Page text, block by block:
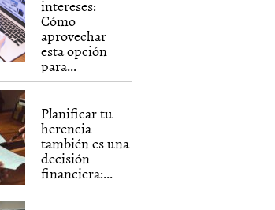
intereses:
Cómo
aprovechar
esta opción
para...
Planificar tu
herencia
también es una
decisión
financiera:...